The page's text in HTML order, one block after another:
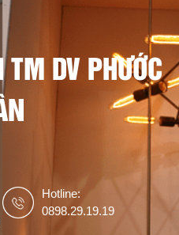
TM DV PHƯỚC
Hotline:
0898.29.19.19